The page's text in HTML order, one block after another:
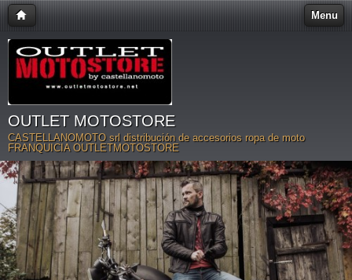
Menu
OUTLET MOTOSTORE
CASTELLANOMOTO srl distribución de accesorios ropa de moto
FRANQUICIA OUTLETMOTOSTORE